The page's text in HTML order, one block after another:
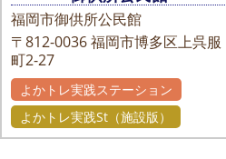
福岡市御供所公民館
〒812-0036福岡市博多区上呉服
町2-27
よかトレ実践ステーション
よかトレ実践St（施設版）